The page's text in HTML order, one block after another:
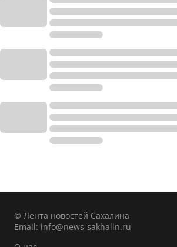
© Лента новостей Сахалина
Email: info@news-sakhalin.ru